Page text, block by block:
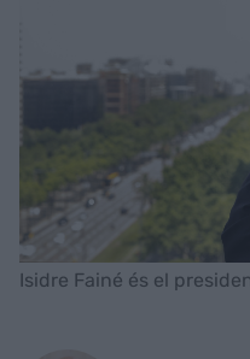
Isidre Fainé és el